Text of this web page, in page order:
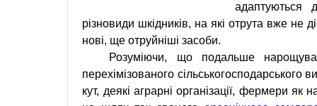
адаптуються
різновиди шкідників, на які отрута вже не
нові, ще отруйнішізасоби.
Розуміючи, що подальше
перехімізованого сільськогосподарського
кут, деякі аграрні організації, фермери як